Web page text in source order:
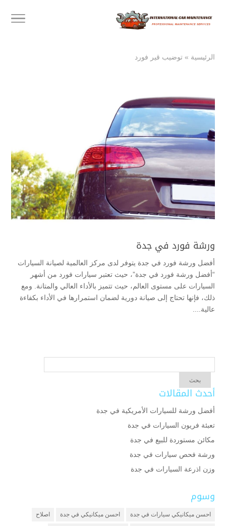
الرئيسية » توضيب قير فورد
ورشة فورد في جدة
أفضل ورشة فورد في جدة يتوفر لدى مركز العالمية لصيانة السيارات
“أفضل ورشة فورد في جدة”، حيث تعتبر سيارات فورد من أشهر
السيارات على مستوى العالم، حيث تتميز بالأداء العالي والمتانة. ومع
ذلك، فإنها تحتاج إلى صيانة دورية لضمان استمرارها في الأداء بكفاءة
عالية....
أحدث المقالات
أفضل ورشة للسيارات الأمريكية في جدة
تعبئة فريون السيارات في جدة
مكائن مستوردة للبيع في جدة
ورشة فحص سيارات في جدة
وزن اذرعة السيارات في جدة
وسوم
احسن ميكانيكي سيارات في جدة احسن ميكانيكي في جدة اصلاح